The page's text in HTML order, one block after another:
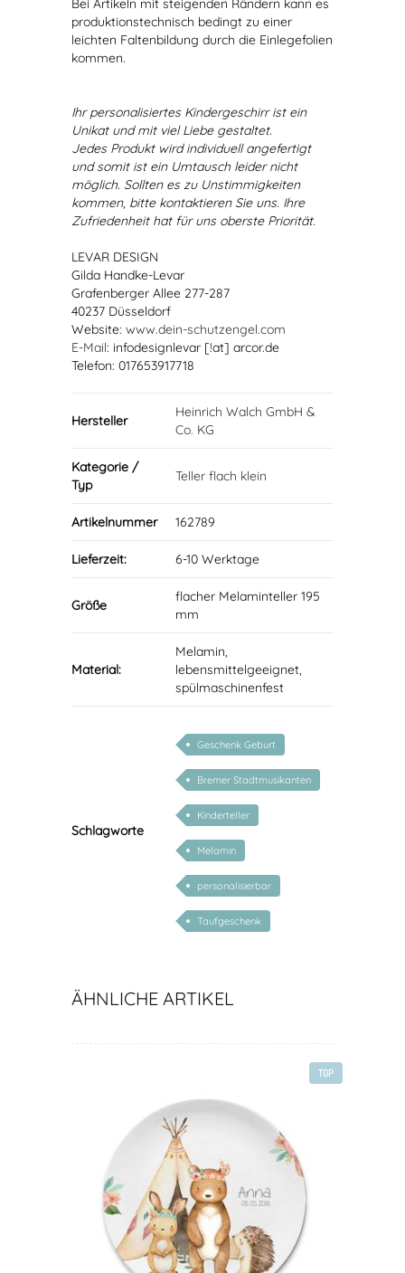
Bei Artikeln mit steigenden Rändern kann es
produktionstechnisch bedingt zu einer
leichten Faltenbildung durch die Einlegefolien
kommen.
Ihr personalisiertes Kindergeschirr ist ein
Unikat und mit viel Liebe gestaltet.
Jedes Produkt wird individuell angefertigt
und somit ist ein Umtausch leider nicht
möglich. Sollten es zu Unstimmigkeiten
kommen, bitte kontaktieren Sie uns. Ihre
Zufriedenheit hat für uns oberste Priorität.
LEVAR DESIGN
Gilda Handke-Levar
Grafenberger Allee 277-287
40237 Düsseldorf
Website: www.dein-schutzengel.com
E-Mail: infodesignlevar [!at] arcor.de
Telefon: 017653917718
Hersteller
Heinrich Walch GmbH &
Co. KG
Kategorie /
Typ
Teller flach klein
Artikelnummer 162789
Lieferzeit: 6-10 Werktage
Größe
flacher Melaminteller 195
mm
Material:
Melamin,
lebensmittelgeeignet,
spülmaschinenfest
Schlagworte
Geschenk Geburt
Bremer Stadtmusikanten
Kinderteller
Melamin
personalisierbar
Taufgeschenk
ÄHNLICHE ARTIKEL
TOP